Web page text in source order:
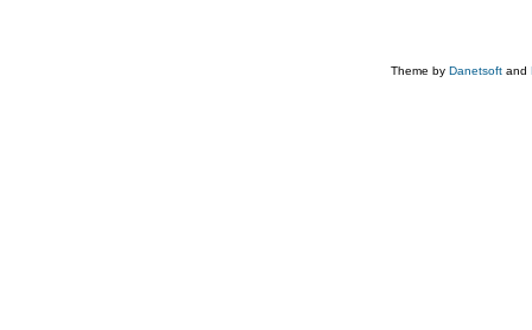
Theme by Danetsoft and